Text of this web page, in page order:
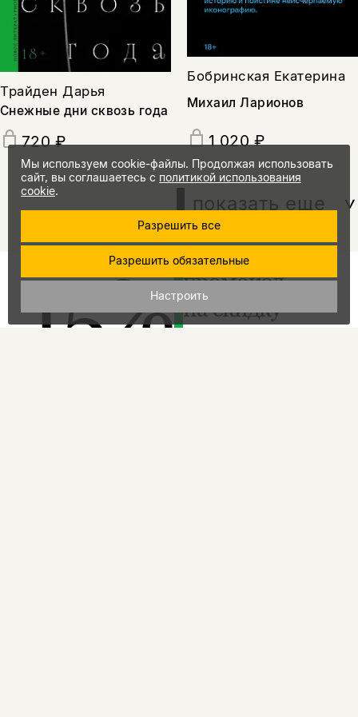
Трайден Дарья
Снежные дни сквозь года
720 ₽
Бобринская Екатерина
Михаил Ларионов
1 020 ₽
показать еще
15% промокод
на скидку
Мы используем cookie-файлы. Продолжая использовать
сайт, вы соглашаетесь с политикой использования
cookie.
Разрешить все
Разрешить обязательные
Настроить